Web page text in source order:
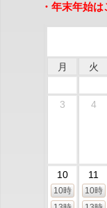
・年末年始
月 火
3
4
10
10時
11
10時